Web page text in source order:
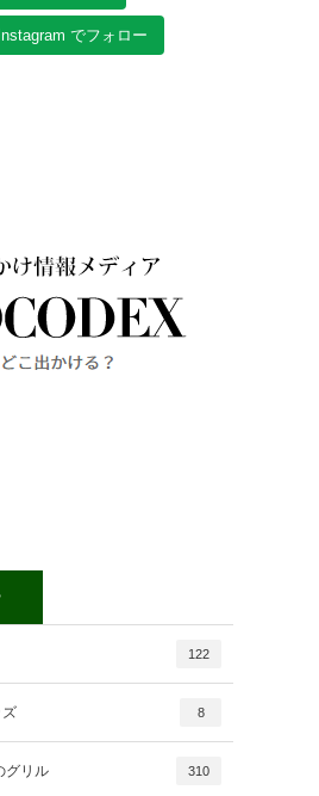
Instagram でフォロー
122
ズ 8
グリル 310